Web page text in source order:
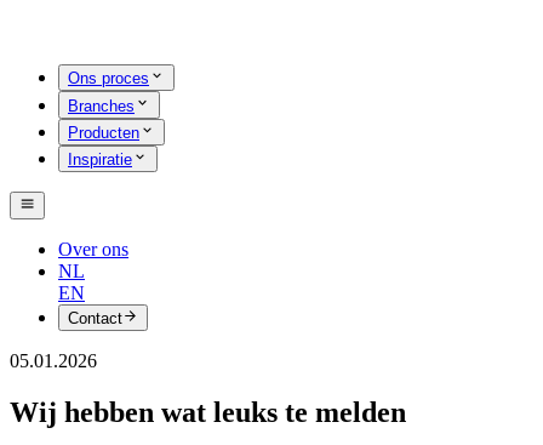
Ons proces
Branches
Producten
Inspiratie
Over ons
NL
EN
Contact
05.01.2026
Wij hebben wat leuks te melden